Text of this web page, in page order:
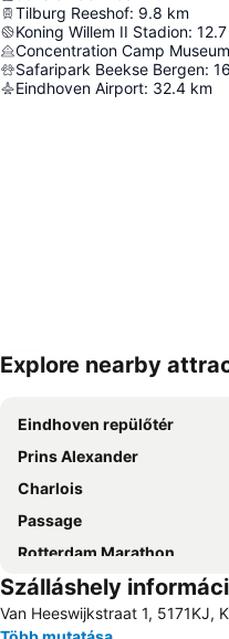
Tilburg Reeshof: 9.8 km
Koning Willem II Stadion: 12.7
Concentration Camp Museum
Safaripark Beekse Bergen: 16
Eindhoven Airport: 32.4 km
Nagy méretű térkép
Explore nearby
Eindhoven repülőtér
Prins Alexander
Charlois
Passage
Rotterdam Marathon
Szálláshely
Van Heeswijkstraat 1, 5171KJ,